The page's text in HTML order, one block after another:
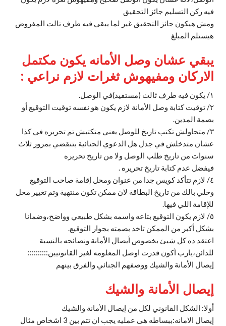
فيه ركن التسليم جائز التحقيق
ومش هيكون جائز التحقيق غير لما يبقي فيه طرف تالت المفروض
هيستلم المبلغ
يبقي عشان وصل الأمانه يكون مكتمل
الاركان ومفيهوش ثغرات لازم نراعي :
١/ يكون فيه طرف ثالث (مستفيد)في الوصل.
٢/ توقيت كتابة وصل الأمانة لازم يكون هو نفسه توقيت التوقيع أو
بصمة المدين.
٣/ متحاولش تكتب تاريخ للوصل يعني متكتبش تم تحريره في كذا
عشان متدخلش في جدل هل الدعوي الجنائية بتنقضي بمرور ثلاث
سنوات من تاريخ طلب الوصل ولا من تاريخ تحريره
فيفضل عدم كتابة تاريخ تحريره .
٤/ لازم تتأكد كويس جدا من عنوان ومحل إقامة صاحب التوقيع
وخلي بالك من تاريخ البطاقة لان ممكن تكون منتهية وتم تغيير محل
للإقامة اللي فيها.
٥/ لازم يكون التوقيع بتاعه واسمه بشكل طبيعي وواضح،وضمانا
بشكل أكبر من الممكن تاخد بصمته بجوار التوقيع.
اعتقد ده كل شيئ بخصوص أيصال الأمانة ونصائحه بالنسبة
للدائن،يارب أكون قدرت اوصل المعلومه لغير القانونيين::::::::::
إيصال الأمانة والشيك ووصفهم الجنائي والفرق بينهم
إيصال الأمانة والشيك
أولا: الشكل القانوني لكل من إيصال الأمانة والشيك
إيصال الامانه:ببساطه هى عمليه يجب ان تتم بين 3 اشخاص مثال